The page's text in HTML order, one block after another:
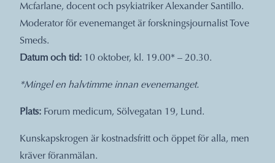
Mcfarlane, docent och psykiatriker Alexander Santillo.
Moderator för evenemanget är forskningsjournalist Tove
Smeds.
Datum och tid: 10 oktober, kl. 19.00* – 20.30.
*Mingel en halvtimme innan evenemanget.
Plats: Forum medicum, Sölvegatan 19, Lund.
Kunskapskrogen är kostnadsfritt och öppet för alla, men
kräver föranmälan.